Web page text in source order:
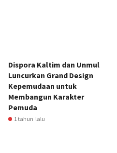
Dispora Kaltim dan Unmul
Luncurkan Grand Design
Kepemudaan untuk
Membangun Karakter
Pemuda
1 tahun lalu